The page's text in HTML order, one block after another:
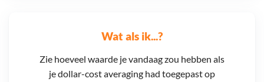
Wat als ik...?
Zie hoeveel waarde je vandaag zou hebben als
je dollar-cost averaging had toegepast op